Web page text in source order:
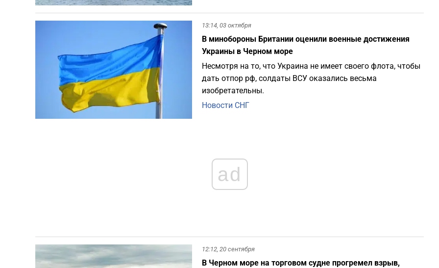
13:14, 03 октября
В минобороны Британии оценили военные достижения
Украины в Черном море
Несмотря на то, что Украина не имеет своего флота, чтобы
дать отпор рф, солдаты ВСУ оказались весьма
изобретательны.
Новости СНГ
ad
12:12, 20 сентября
В Черном море на торговом судне прогремел взрыв,